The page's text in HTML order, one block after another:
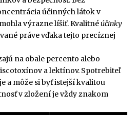
účinných látok v
výrazne líšiť. Kvalitnéúčinky
práve vďaka tejto precíznej
na obale percento alebo
a lektínov. Spotrebiteľ
a môže si byť istejší kvalitou
v zložení je vždy znakom